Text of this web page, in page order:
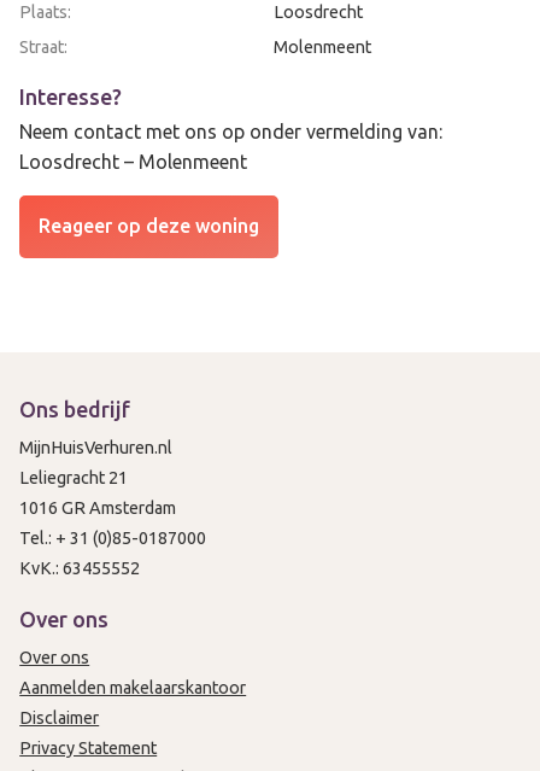
Plaats:
Loosdrecht
Straat:
Molenmeent
Interesse?
Neem contact met ons op onder vermelding van:
Loosdrecht – Molenmeent
Reageer op deze woning
Ons bedrijf
MijnHuisVerhuren.nl
Leliegracht 21
1016 GR Amsterdam
Tel.: + 31 (0)85-0187000
KvK.: 63455552
Over ons
Over ons
Aanmelden makelaarskantoor
Disclaimer
Privacy Statement